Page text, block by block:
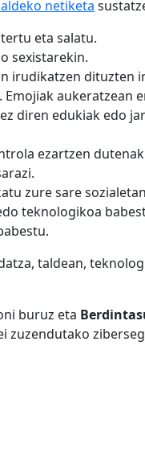
netiketa
eta salatu.
sexistarekin.
irudikatzen dituzten
aukeratzean
diren edukiak edo
ezartzen
zure sare
teknologikoa
taldean,
buruz eta
zuzendutako